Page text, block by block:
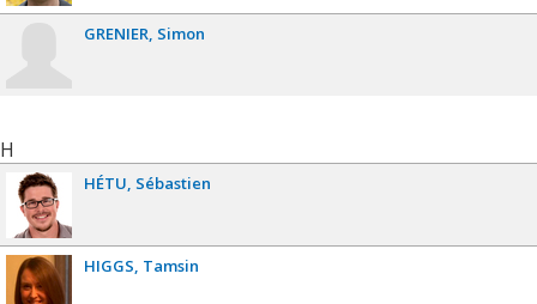
GRENIER Simon
H
HÉTU Sébastien
HIGGS Tamsin